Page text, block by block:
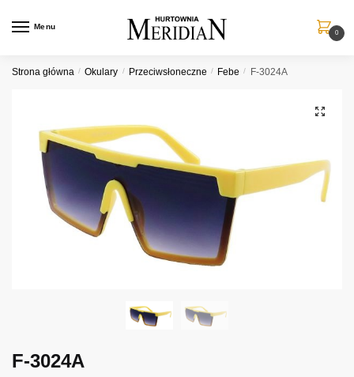
Menu
0
Strona główna / Okulary / Przeciwsłoneczne / Febe / F-3024A
F-3024A